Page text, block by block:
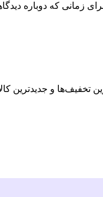
زمانی که دوباره
تخفیف‌ها و جدیدترین